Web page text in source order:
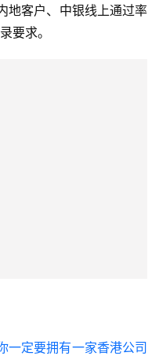
客户、中银线上通过率
要求。
一定要拥有一家香港公司